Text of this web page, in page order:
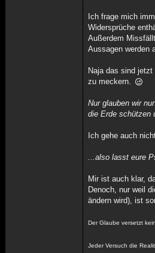
Ich frage mich
Widersprüche
Außerdem
Aussagen werden
Naja das sind
zu meckern.
Nur glauben wir
die Erde schützen
Ich gehe auch
...also lasst eure
Mir ist auch klar,
Denoch, nur weil
ändern wird), ist
Der Glaube versetzt
Jeder Versuch die